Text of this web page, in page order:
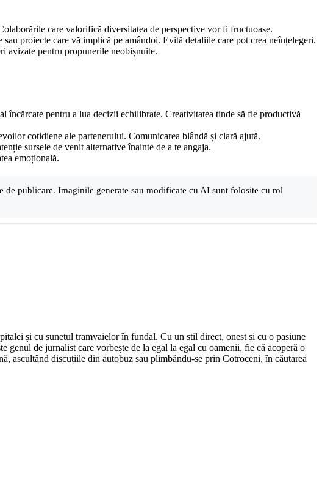
care valorifică diversitatea de perspective vor fi fructuoase.
proiecte care vă implică pe amândoi. Evită detaliile care pot crea neînțelegeri.
avizate pentru propunerile neobișnuite.
pentru a lua decizii echilibrate. Creativitatea tinde să fie productivă
cotidiene ale partenerului. Comunicarea blândă și clară ajută.
sursele de venit alternative înainte de a te angaja.
emoțională.
publicare. Imaginile generate sau modificate cu AI sunt folosite cu rol
și cu sunetul tramvaielor în fundal. Cu un stil direct, onest și cu o pasiune
genul de jurnalist care vorbește de la egal la egal cu oamenii, fie că acoperă o
ascultând discuțiile din autobuz sau plimbându-se prin Cotroceni, în căutarea